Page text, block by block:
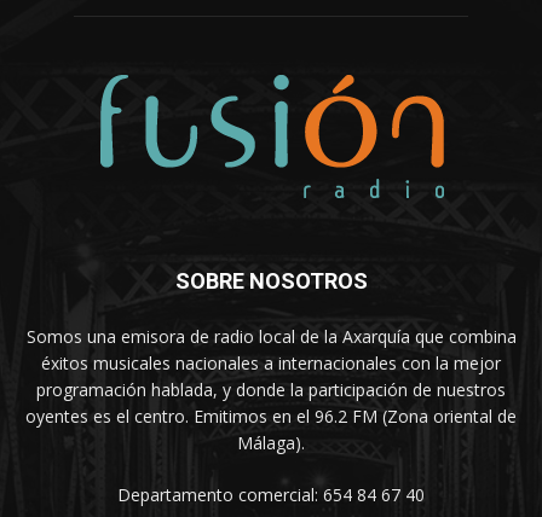
SOBRE NOSOTROS
Somos una emisora de radio local de la Axarquía que combina
éxitos musicales nacionales a internacionales con la mejor
programación hablada, y donde la participación de nuestros
oyentes es el centro. Emitimos en el 96.2 FM (Zona oriental de
Málaga).
Departamento comercial: 654 84 67 40